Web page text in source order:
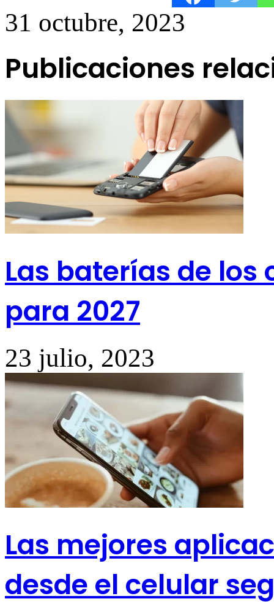
31 octubre, 2023
Publicaciones
Las baterías de
para 2027
23 julio, 2023
Las mejores
desde el celular